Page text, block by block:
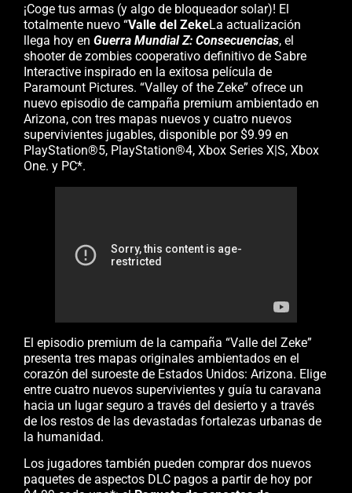
¡Coge tus armas (y algo de bloqueador solar)! El
totalmente nuevo “Valle del ZekeLa actualización
llega hoy en Guerra Mundial Z: Consecuencias, el
shooter de zombies cooperativo definitivo de Sabre
Interactive inspirado en la exitosa película de
Paramount Pictures. “Valley of the Zeke” ofrece un
nuevo episodio de campaña premium ambientado en
Arizona, con tres mapas nuevos y cuatro nuevos
supervivientes jugables, disponible por $9.99 en
PlayStation®5, PlayStation®4, Xbox Series X|S, Xbox
One. y PC*.
El episodio premium de la campaña “Valle del Zeke”
presenta tres mapas originales ambientados en el
corazón del suroeste de Estados Unidos: Arizona. Elige
entre cuatro nuevos supervivientes y guía tu caravana
hacia un lugar seguro a través del desierto y a través
de los restos de las devastadas fortalezas urbanas de
la humanidad.
Los jugadores también pueden comprar dos nuevos
paquetes de aspectos DLC pagos a partir de hoy por